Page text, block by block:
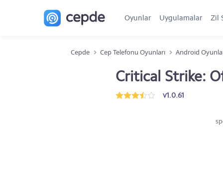
Oyunlar Uygulamalar Zil
Cepde Cep Telefonu Oyunları Android
Critical Strike:
v1.0.61